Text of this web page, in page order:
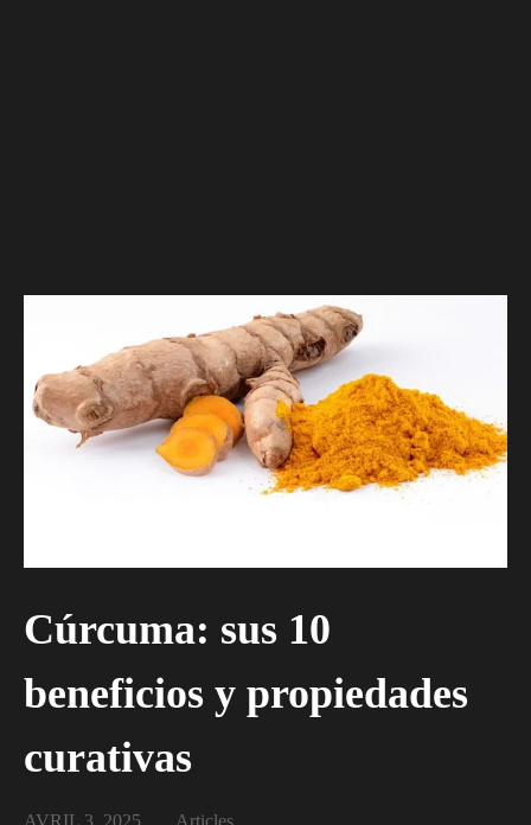
Cúrcuma: sus 10
beneficios y propiedades
curativas
AVRIL 3, 2025 Articles